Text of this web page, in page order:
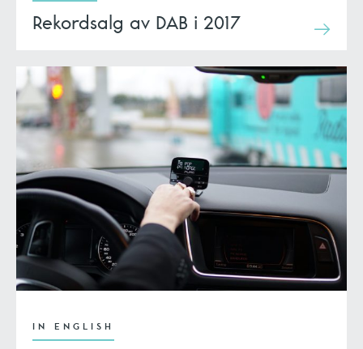
Rekordsalg av DAB i 2017
IN ENGLISH